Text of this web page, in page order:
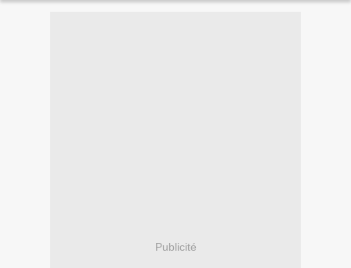
Publicité